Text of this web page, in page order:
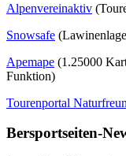
Alpenvereinaktiv
Snowsafe
Apemape (1.25000
Funktion)
Tourenportal
Bersportseiten-